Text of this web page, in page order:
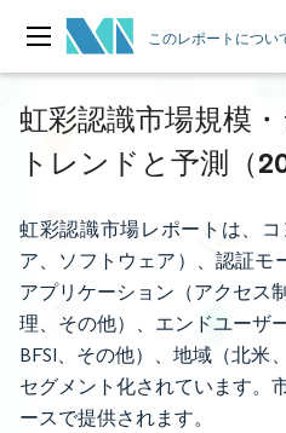
このレポートについ
虹彩認識市場規模
トレンドと予測（
虹彩認識市場レポートは、
ア、ソフトウェア）、認証モ
アプリケーション（アクセス
理、その他）、エンドユーザ
BFSI、その他）、地域（北米
セグメント化されています。
ースで提供されます。